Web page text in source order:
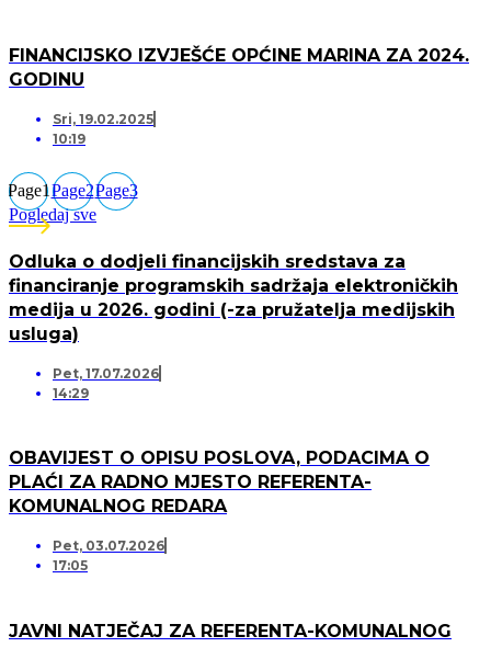
FINANCIJSKO IZVJEŠĆE OPĆINE MARINA ZA 2024.
GODINU
Sri, 19.02.2025
10:19
Page1Page2Page3
Pogledaj sve
Odluka o dodjeli financijskih sredstava za
financiranje programskih sadržaja elektroničkih
medija u 2026. godini (-za pružatelja medijskih
usluga)
Pet, 17.07.2026
14:29
OBAVIJEST O OPISU POSLOVA, PODACIMA O
PLAĆI ZA RADNO MJESTO REFERENTA-
KOMUNALNOG REDARA
Pet, 03.07.2026
17:05
JAVNI NATJEČAJ ZA REFERENTA-KOMUNALNOG